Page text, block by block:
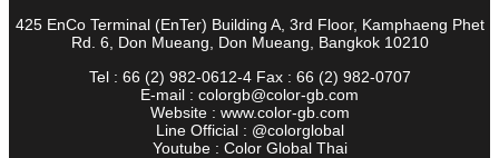
425 EnCo Terminal (EnTer) Building A, 3rd Floor, Kamphaeng Phet
Rd. 6, Don Mueang, Don Mueang, Bangkok 10210
Tel : 66 (2) 982-0612-4 Fax : 66 (2) 982-0707
E-mail : colorgb@color-gb.com
Website : www.color-gb.com
Line Official : @colorglobal
Youtube : Color Global Thai